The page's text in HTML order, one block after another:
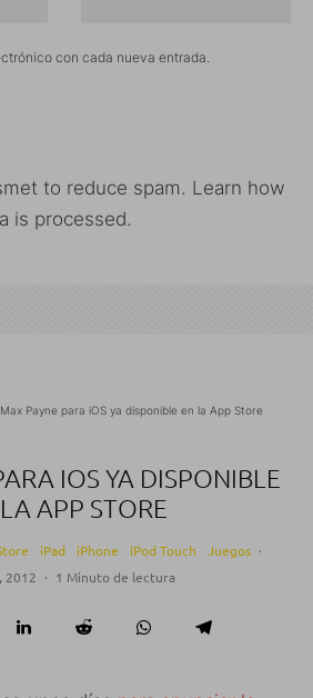
con cada nueva entrada.
to reduce spam. Learn how
is processed.
Max Payne para iOS ya disponible en la App Store
IOS YA DISPONIBLE
APP STORE
iPad iPhone iPod Touch Juegos ·
2012 · 1 Minuto de lectura